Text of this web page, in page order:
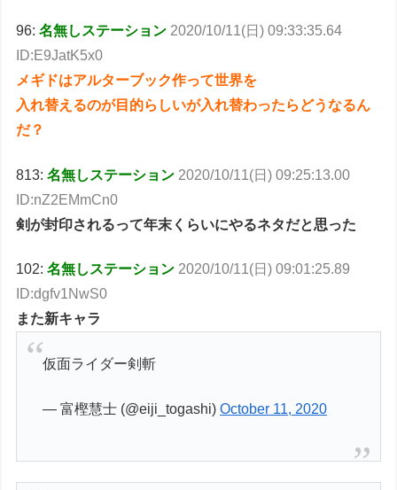
96:名無しステーション 2020/10/11(日) 09:33:35.64
ID:E9JatK5x0
メギドはアルターブック作って世界を
入れ替えるのが目的らしいが入れ替わったらどうなるん
だ？
813:名無しステーション 2020/10/11(日) 09:25:13.00
ID:nZ2EMmCn0
剣が封印されるって年末くらいにやるネタだと思った
102:名無しステーション 2020/10/11(日) 09:01:25.89
ID:dgfv1NwS0
また新キャラ
仮面ライダー剣斬
— 富樫慧士 (@eiji_togashi)October 11, 2020